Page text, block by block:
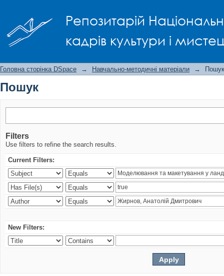
Репозитарій
кадрів культури і
Головна сторінка DSpace → Навчально-методичні матеріали → Пошук
Пошук
Filters
Use filters to refine the search results.
Current Filters:
New Filters: